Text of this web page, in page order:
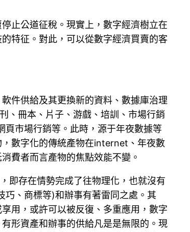
止公道征稅。現實上，數字經濟樹立在
特征。對此，可以從數字經濟買賣的客
件供給及其更換新的資料、數據庫治理
、冊本、片子、游戲、培訓、市場行銷
頁市場行銷等。此時，源于年夜數據等
數字化的傳統產物在internet、年夜數
費者而言產物的焦點效能不變。
即存在情勢完成了往物理化，也就沒有
巧、商標等)和辦事有著雷同之處。其
用，或許可以被反復、多重應用，數字
形資產和辦事的供給凡是是無限的。現